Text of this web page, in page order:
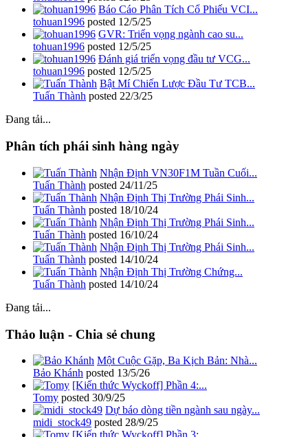
Báo Cáo Phân Tích Cổ Phiếu VCI...
tohuan1996 posted 12/5/25
GVR: Triển vọng ngành cao su...
tohuan1996 posted 12/5/25
Đánh giá triển vọng đầu tư VCG...
tohuan1996 posted 12/5/25
Bật Mí Chiến Lược Đầu Tư TCB...
Tuấn Thành posted 22/3/25
Đang tải...
Phân tích phái sinh hàng ngày
Nhận Định VN30F1M Tuần Cuối...
Tuấn Thành posted 24/11/25
Nhận Định Thị Trường Phái Sinh...
Tuấn Thành posted 18/10/24
Nhận Định Thị Trường Phái Sinh...
Tuấn Thành posted 16/10/24
Nhận Định Thị Trường Phái Sinh...
Tuấn Thành posted 14/10/24
Nhận Định Thị Trường Chứng...
Tuấn Thành posted 14/10/24
Đang tải...
Thảo luận - Chia sẻ chung
Một Cuộc Gặp, Ba Kịch Bản: Nhà...
Bảo Khánh posted 13/5/26
[Kiến thức Wyckoff] Phần 4:...
Tomy posted 30/9/25
Dự báo dòng tiền ngành sau ngày...
midi_stock49 posted 28/9/25